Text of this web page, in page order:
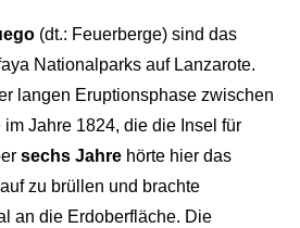
(dt.: Feuerberge) sind das
Nationalparks auf Lanzarote.
langen Eruptionsphase zwischen
Jahre 1824, die die Insel für
sechs Jahre hörte hier das
zu brüllen und brachte
an die Erdoberfläche. Die